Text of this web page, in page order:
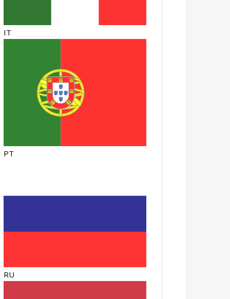
IT
PT
RU